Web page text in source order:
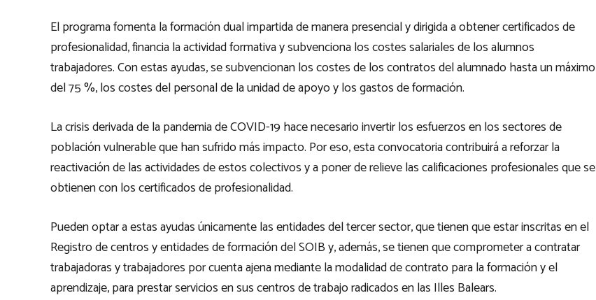
El programa fomenta la formación dual impartida de manera presencial y dirigida a obtener certificados de
profesionalidad, financia la actividad formativa y subvenciona los costes salariales de los alumnos
trabajadores. Con estas ayudas, se subvencionan los costes de los contratos del alumnado hasta un máximo
del 75 %, los costes del personal de la unidad de apoyo y los gastos de formación.
La crisis derivada de la pandemia de COVID-19 hace necesario invertir los esfuerzos en los sectores de
población vulnerable que han sufrido más impacto. Por eso, esta convocatoria contribuirá a reforzar la
reactivación de las actividades de estos colectivos y a poner de relieve las calificaciones profesionales que se
obtienen con los certificados de profesionalidad.
Pueden optar a estas ayudas únicamente las entidades del tercer sector, que tienen que estar inscritas en el
Registro de centros y entidades de formación del SOIB y, además, se tienen que comprometer a contratar
trabajadoras y trabajadores por cuenta ajena mediante la modalidad de contrato para la formación y el
aprendizaje, para prestar servicios en sus centros de trabajo radicados en las Illes Balears.